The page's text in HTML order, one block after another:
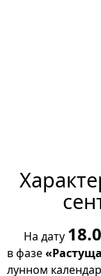
На дату
в фазе
лунном